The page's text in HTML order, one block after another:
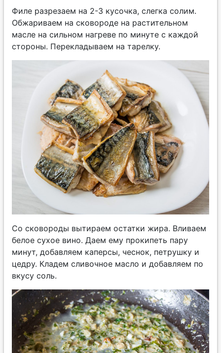
Филе разрезаем на 2-3 кусочка, слегка солим.
Обжариваем на сковороде на растительном
масле на сильном нагреве по минуте с каждой
стороны. Перекладываем на тарелку.
Со сковороды вытираем остатки жира. Вливаем
белое сухое вино. Даем ему прокипеть пару
минут, добавляем каперсы, чеснок, петрушку и
цедру. Кладем сливочное масло и добавляем по
вкусу соль.